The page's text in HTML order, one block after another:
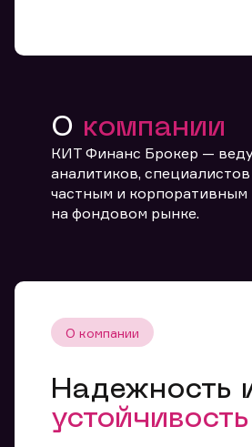
О компании
КИТ Финанс Брокер —
аналитиков,
частным и корпоративным
на фондовом рынке.
О компании
Надежность
устойчивость